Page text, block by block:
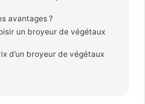
avantages ?
un broyeur de végétaux
d’un broyeur de végétaux